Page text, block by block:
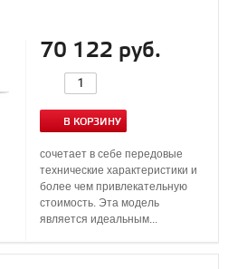
70 122 руб.
В КОРЗИНУ
сочетает в себе передовые
технические характеристики и
более чем привлекательную
стоимость. Эта модель
является идеальным...